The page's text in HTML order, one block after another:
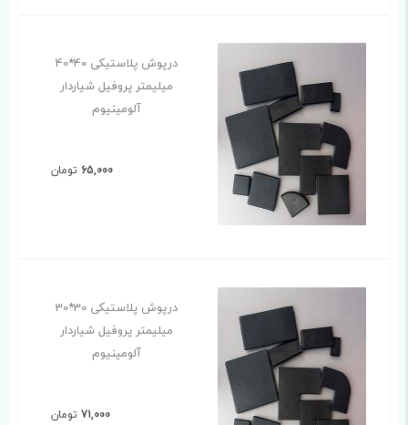
درپوش پلاستیکی 40*40
میلیمتر پروفیل شیاردار
آلومینیوم
65,000 تومان
درپوش پلاستیکی 30*30
میلیمتر پروفیل شیاردار
آلومینیوم
71,000 تومان